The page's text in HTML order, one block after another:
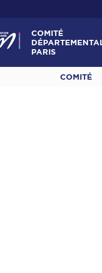
COMITÉ
DÉPARTEMENTAL
PARIS
COMITÉ